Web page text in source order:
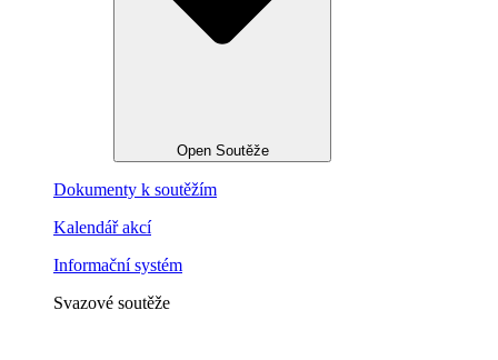
Open Soutěže
Dokumenty k soutěžím
Kalendář akcí
Informační systém
Svazové soutěže